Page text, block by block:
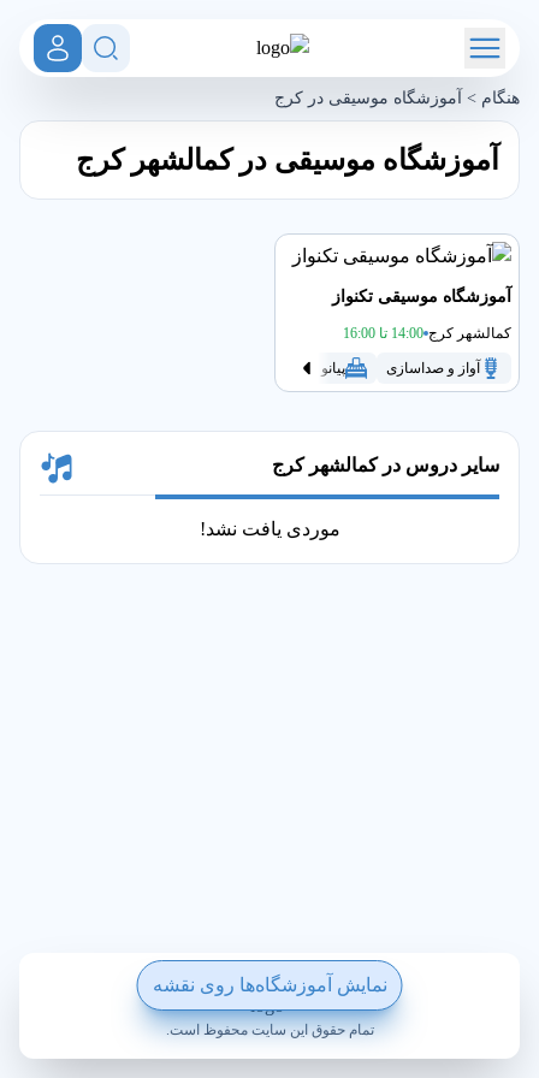
هنگام > آموزشگاه موسیقی در کرج
آموزشگاه موسیقی در کمالشهر کرج
سایر دروس در کمالشهر کرج
موردی یافت نشد!
آموزشگاه موسیقی تکنواز
کمالشهر کرج 14:00 تا 16:00
آواز و صداسازی پیانو
نمایش آموزشگاه‌ها روی نقشه
ساخته شده با ❤️ در ویکی پلاس
تمام حقوق این سایت محفوظ است.